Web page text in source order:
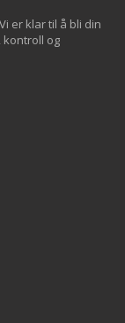
er klar til å bli din
kontroll og